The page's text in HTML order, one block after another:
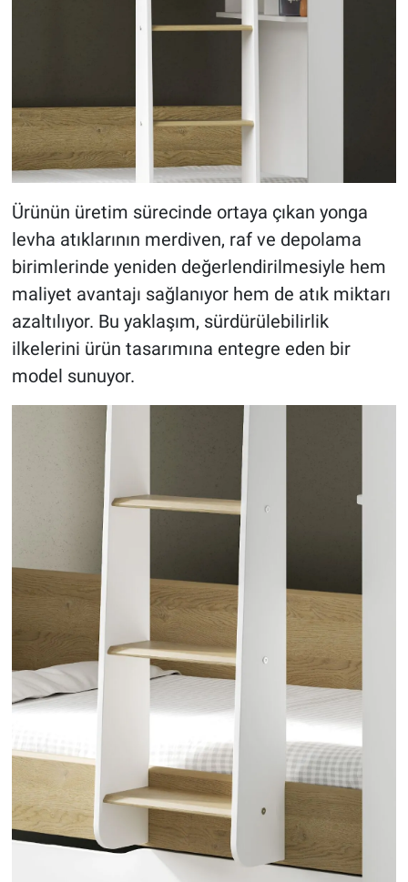
Ürünün üretim sürecinde ortaya çıkan yonga
levha atıklarının merdiven, raf ve depolama
birimlerinde yeniden değerlendirilmesiyle hem
maliyet avantajı sağlanıyor hem de atık miktarı
azaltılıyor. Bu yaklaşım, sürdürülebilirlik
ilkelerini ürün tasarımına entegre eden bir
model sunuyor.